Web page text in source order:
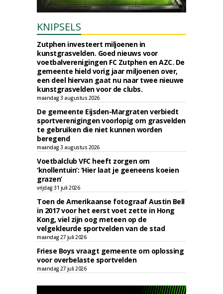
KNIPSELS
Zutphen investeert miljoenen in
kunstgrasvelden. Goed nieuws voor
voetbalverenigingen FC Zutphen en AZC. De
gemeente hield vorig jaar miljoenen over,
een deel hiervan gaat nu naar twee nieuwe
kunstgrasvelden voor de clubs.
maandag 3 augustus 2026
De gemeente Eijsden-Margraten verbiedt
sportverenigingen voorlopig om grasvelden
te gebruiken die niet kunnen worden
beregend
maandag 3 augustus 2026
Voetbalclub VFC heeft zorgen om
‘knollentuin’: ‘Hier laat je geeneens koeien
grazen’
vrijdag 31 juli 2026
Toen de Amerikaanse fotograaf Austin Bell
in 2017 voor het eerst voet zette in Hong
Kong, viel zijn oog meteen op de
velgekleurde sportvelden van de stad
maandag 27 juli 2026
Friese Boys vraagt gemeente om oplossing
voor overbelaste sportvelden
maandag 27 juli 2026